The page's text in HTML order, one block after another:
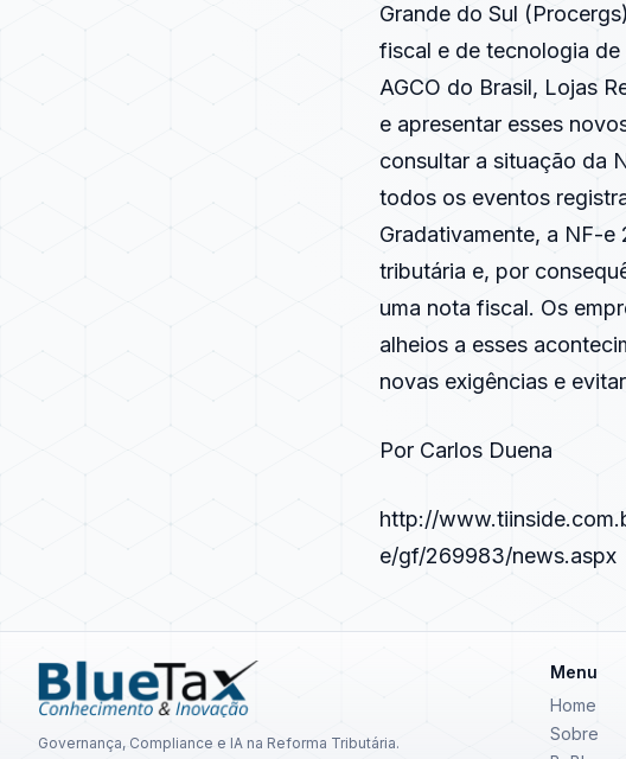
Grande do Sul
fiscal e de tecnologia de
AGCO do Brasil, Lojas
e apresentar esses
consultar a situação da
todos os eventos
Gradativamente, a NF-
tributária e, por
uma nota fiscal. Os
alheios a esses
novas exigências e
Por Carlos Duena
http://
e/gf/269983/news.aspx
Governança, Compliance e IA na Reforma Tributária.
Menu
Home
Sobre